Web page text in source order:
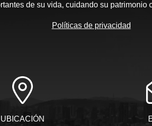
de su vida, cuidando su patrimonio
Políticas de privacidad
UBICACIÓN